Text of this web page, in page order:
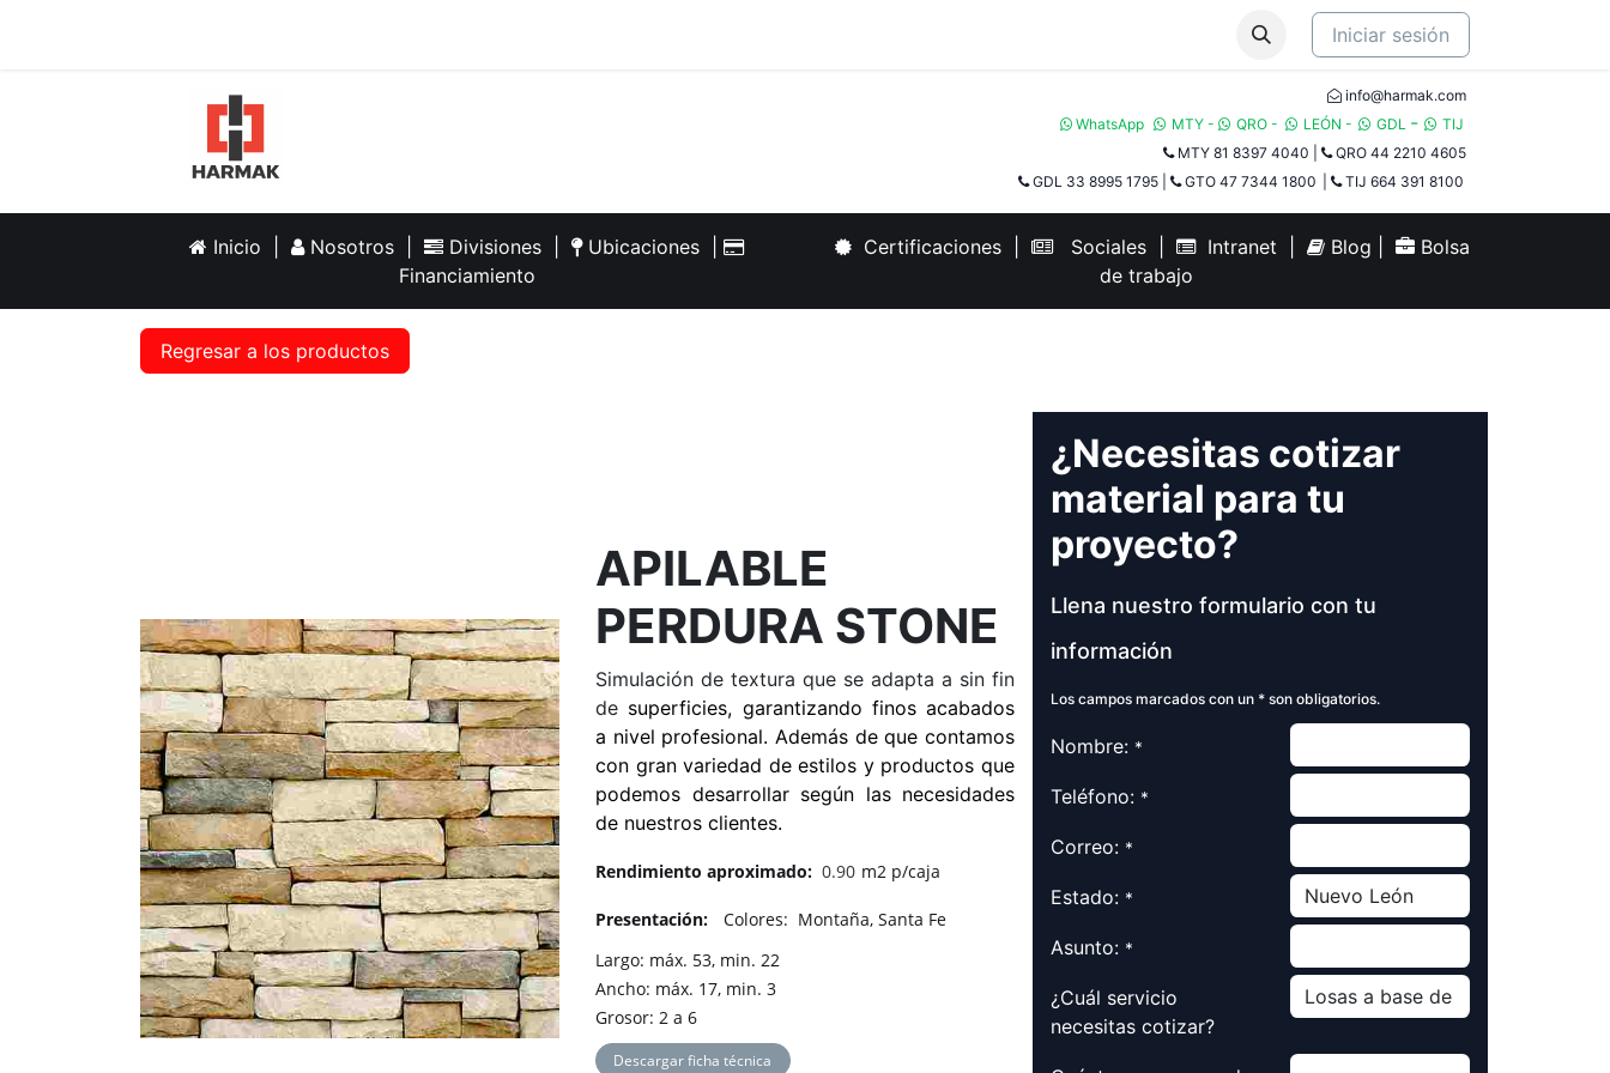
Iniciar sesión
info@harmak.com
WhatsApp
MTY - QRO - LEÓN - GDL -
TIJ​
MTY 81 8397 4040
QRO 44 2210 4605
GDL 33 8995 1795
GTO 47 7344 1800 TIJ 664 391 8100
Inicio Nosotros Divisiones Ubicaciones
Financiamiento
Certificaciones Sociales Intranet Blog
Bolsa
de trabajo
Regresar a los productos
APILABLE
PERDURA STONE
Simulación de textura que se adapta a sin fin
de superficies, garantizando finos acabados
a nivel profesional. Además de que contamos
con gran variedad de estilos y productos que
podemos desarrollar según las necesidades
de nuestros clientes.
Rendimiento aproximado: 0.90 m2 p/caja
Presentación: Colores: Montaña, Santa Fe
Largo: máx. 53, min. 22
Ancho: máx. 17, min. 3
Grosor: 2 a 6
Descargar ficha técnica
¿Necesitas cotizar
material para tu
proyecto?
Llena nuestro formulario con tu
información
Los campos marcados con un * son obligatorios.
Nombre: *
Teléfono: *
Correo: *
Estado: *
Asunto: *
¿Cuál servicio
necesitas cotizar?